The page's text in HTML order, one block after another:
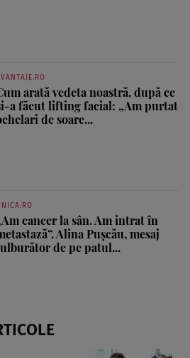
arată vedeta noastră, după ce
a făcut lifting facial: „Am purtat
de soare...
cancer la sân. Am intrat în
Alina Pușcău, mesaj
de pe patul...